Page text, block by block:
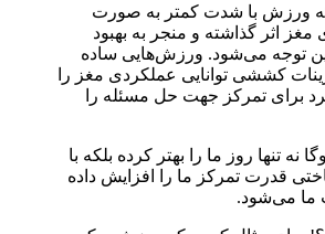
که ورزش با شدت کمتر به صورت
اثر گذاشته و منجر به بهبود
توجه می‌شود. ورزش‌هایی ساده
کششی توانایی عملکردی مغز را
برای تمرکز جهت حل مسئله را
نه تنها روز ما را بهتر کرده بلکه با
قدرت تمرکز ما را افزایش داده
ما می‌شود.